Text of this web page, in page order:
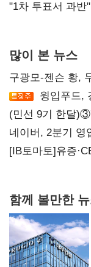
불복'
"1차 투표서 과
많이 본 뉴스
구광모-젠슨 황,
윙입푸드,
(민선 9기 한달
20년만에 '비상
네이버, 2분기 영
[IB토마토]유증
함께 볼만한